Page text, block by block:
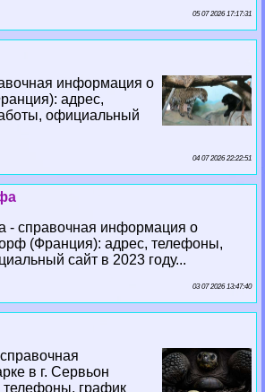
05 07 2026 17:17:31
информация о
адрес,
официальный
04 07 2026 22:22:51
- справочная информация о
(Франция): адрес, телефоны,
сайт в 2023 году...
03 07 2026 13:47:40
в г. Сервьон
график